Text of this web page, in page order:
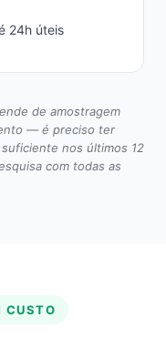
24h úteis
de amostragem
— é preciso ter
nos últimos 12
com todas as
CUSTO